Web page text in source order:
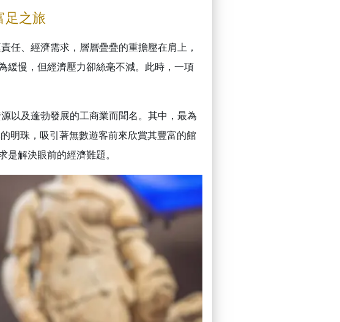
足之旅
任、經濟需求，層層疊疊的重擔壓在肩上，
緩慢，但經濟壓力卻絲毫不減。此時，一項
以及蓬勃發展的工商業而聞名。其中，最為
明珠，吸引著無數遊客前來欣賞其豐富的館
解決眼前的經濟難題。